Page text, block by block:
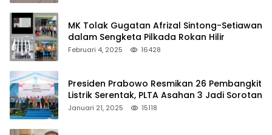
MK Tolak Gugatan Afrizal Sintong-Setiawan
dalam Sengketa Pilkada Rokan Hilir
Februari 4, 2025 16428
Presiden Prabowo Resmikan 26 Pembangkit
Listrik Serentak, PLTA Asahan 3 Jadi Sorotan
Januari 21, 2025 15118